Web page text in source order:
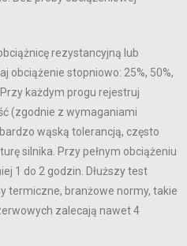
rezystancyjną lub
obciążenie stopniowo: 25%, 50%,
każdym progu rejestruj
(zgodnie z wymaganiami
wąską tolerancją, często
silnika. Przy pełnym obciążeniu
1 do 2 godzin. Dłuższy test
termiczne, branżowe normy, takie
zalecają nawet 4